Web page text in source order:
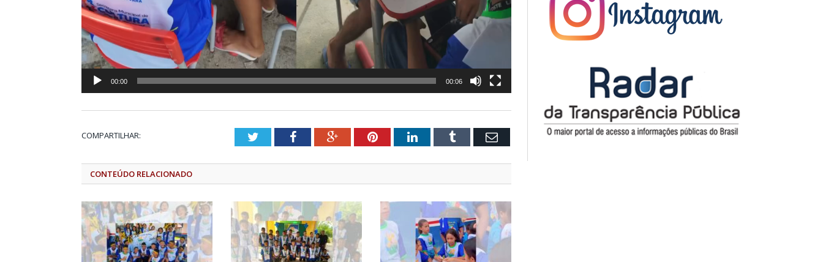
00:00 00:06
COMPARTILHAR: TwitterFacebookGoogle+PinterestLinkedInTumblr Email
CONTEÚDO RELACIONADO